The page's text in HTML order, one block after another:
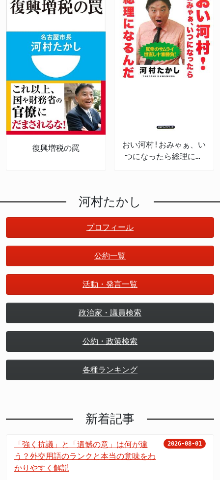
復興増税の罠
おい河村!おみゃぁ、い
つになったら総理にな
河村たかし
プロフィール
公約一覧
活動・発言一覧
政治家・議員検索
公約・政策検索
各種ランキング
新着記事
「強く抗議」と「遺憾の意」は何が違
う？外交用語のランクと本当の意味をわ
かりやすく解説
2026-08-01